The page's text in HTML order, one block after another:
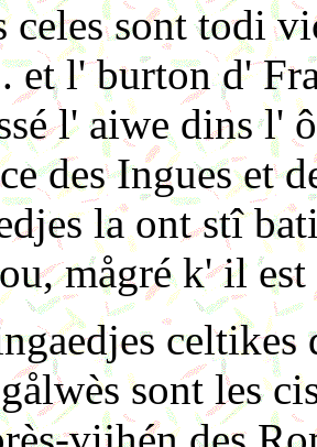
celes sont todi
et l' burton d'
l' aiwe dins l'
des Ingues et
la ont stî
mågré k' il
sont les